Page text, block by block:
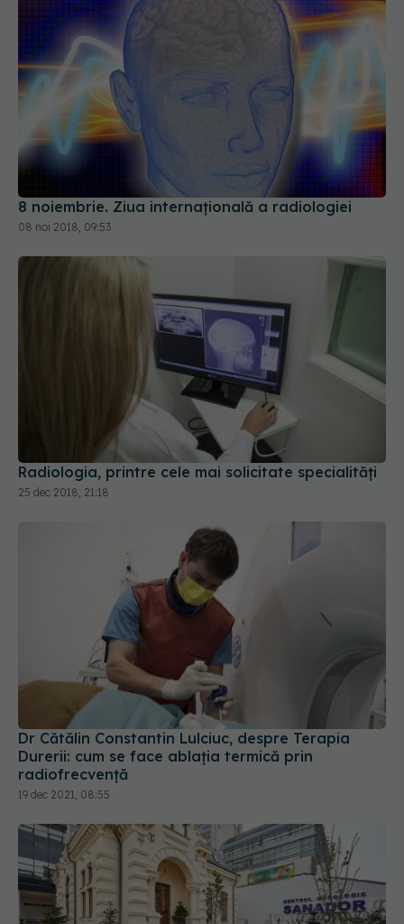
8 noiembrie. Ziua internaţională a radiologiei
08 noi 2018, 09:53
Radiologia, printre cele mai solicitate specialități
25 dec 2018, 21:18
Dr Cătălin Constantin Lulciuc, despre Terapia
Durerii: cum se face ablația termică prin
radiofrecvență
19 dec 2021, 08:55